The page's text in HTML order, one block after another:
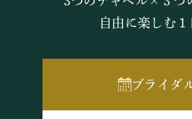
自由に楽しむ１
ブライダ